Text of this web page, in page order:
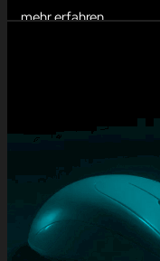
mehr erfahren